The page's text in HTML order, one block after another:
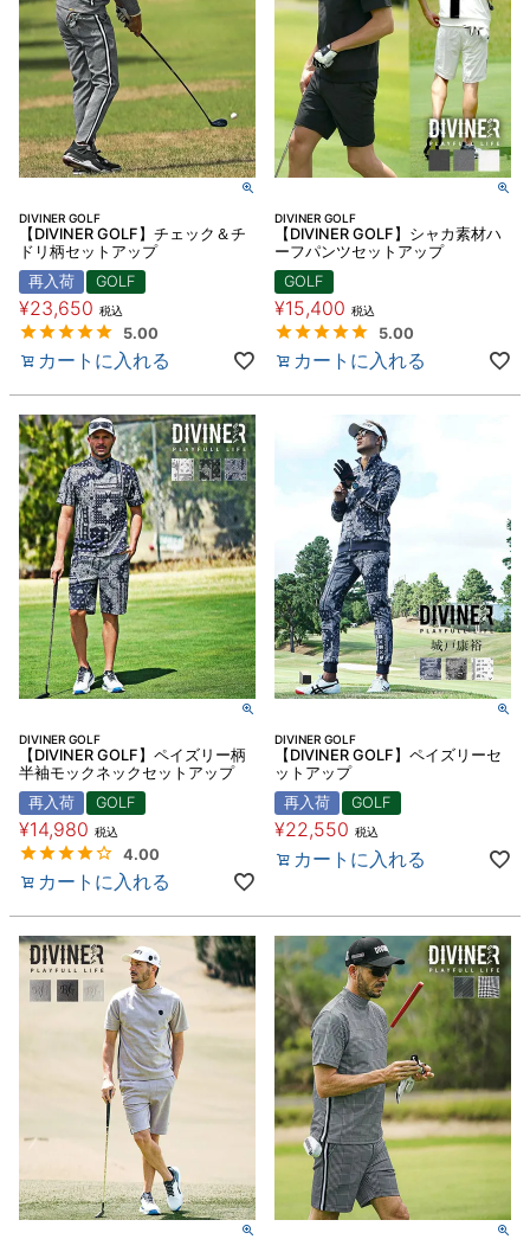
DIVINER GOLF
【DIVINER GOLF】チェック＆チ
ドリ柄セットアップ
再入荷
GOLF
¥23,650 税込
5.00
カートに入れる
DIVINER GOLF
【DIVINER GOLF】シャカ素材ハ
ーフパンツセットアップ
GOLF
¥15,400 税込
5.00
カートに入れる
DIVINER GOLF
【DIVINER GOLF】ペイズリー柄
半袖モックネックセットアップ
再入荷
GOLF
¥14,980 税込
4.00
カートに入れる
DIVINER GOLF
【DIVINER GOLF】ペイズリーセ
ットアップ
再入荷
GOLF
¥22,550 税込
カートに入れる